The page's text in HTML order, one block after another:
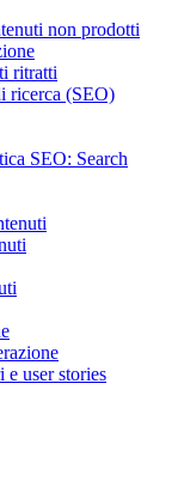
non prodotti
ritratti
ricerca (SEO)
SEO: Search
e user stories